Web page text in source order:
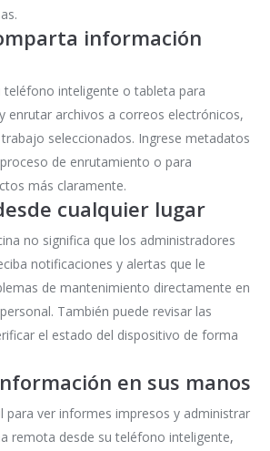
información
teléfono inteligente o tableta para
enrutar archivos a correos electrónicos,
seleccionados. Ingrese metadatos
de enrutamiento o para
más claramente.
cualquier lugar
no significa que los administradores
notificaciones y alertas que le
de mantenimiento directamente en
También puede revisar las
el estado del dispositivo de forma
en sus manos
para ver informes impresos y administrar
remota desde su teléfono inteligente,